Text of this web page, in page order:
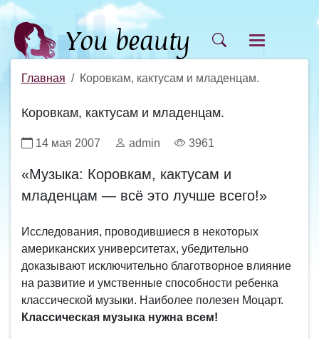
Главная Коровкам, кактусам и младенцам.
Коровкам, кактусам и младенцам.
14 мая 2007 admin 3961
«Музыка: Коровкам, кактусам и
младенцам — всё это лучше всего!»
Исследования, проводившиеся в некоторых
американских университетах, убедительно
доказывают исключительно благотворное влияние
на развитие и умственные способности ребенка
классической музыки. Наиболее полезен Моцарт.
Классическая музыка нужна всем!